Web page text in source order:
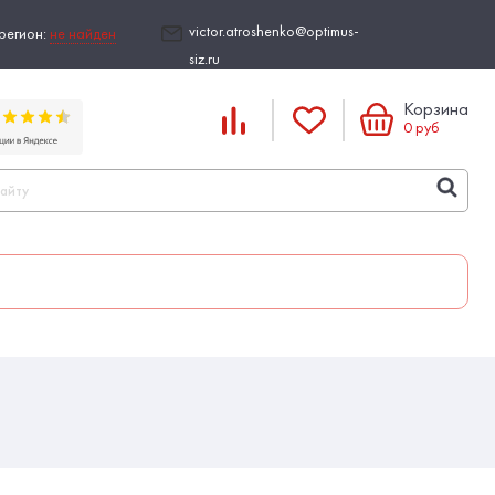
не найден
victor.atroshenko@optimus-
siz.ru
Корзина
0руб